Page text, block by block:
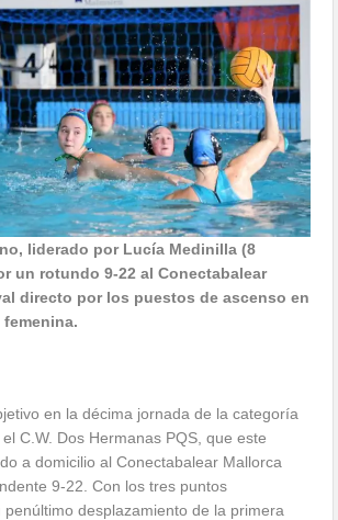
liderado por Lucía Medinilla (8
un rotundo 9-22 al Conectabalear
directo por los puestos de ascenso en
femenina.
en la décima jornada de la categoría
C.W. Dos Hermanas PQS, que este
a domicilio al Conectabalear Mallorca
9-22. Con los tres puntos
desplazamiento de la primera